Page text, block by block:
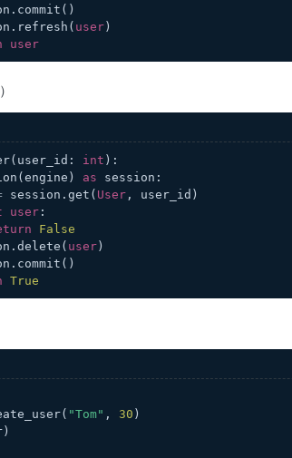
user )
user
int ):
as session:
session.get( User , user_id)
user :
False
user )
True
"Tom" , 30 )